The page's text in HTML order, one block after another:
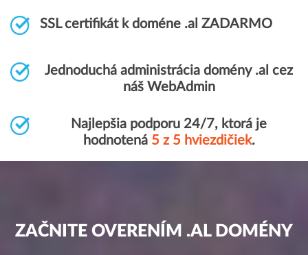
SSL certifikát k doméne .al ZADARMO
Jednoduchá administrácia domény .al cez
náš WebAdmin
Najlepšia podporu 24/7, ktorá je
hodnotená 5 z 5 hviezdičiek.
ZAČNITE OVERENÍM .AL DOMÉNY